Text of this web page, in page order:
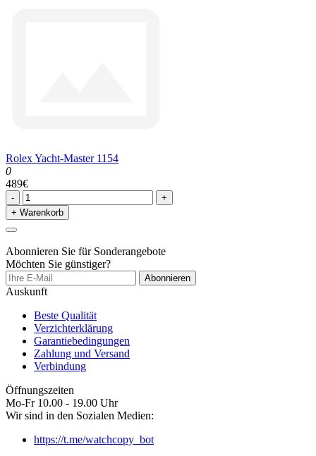
Rolex Yacht-Master 1154
0
489€
-
+
+ Warenkorb
Abonnieren Sie für Sonderangebote
Möchten Sie günstiger?
Abonnieren
Auskunft
Beste Qualität
Verzichterklärung
Garantiebedingungen
Zahlung und Versand
Verbindung
Öffnungszeiten
Mo-Fr 10.00 - 19.00 Uhr
Wir sind in den Sozialen Medien:
https://t.me/watchcopy_bot